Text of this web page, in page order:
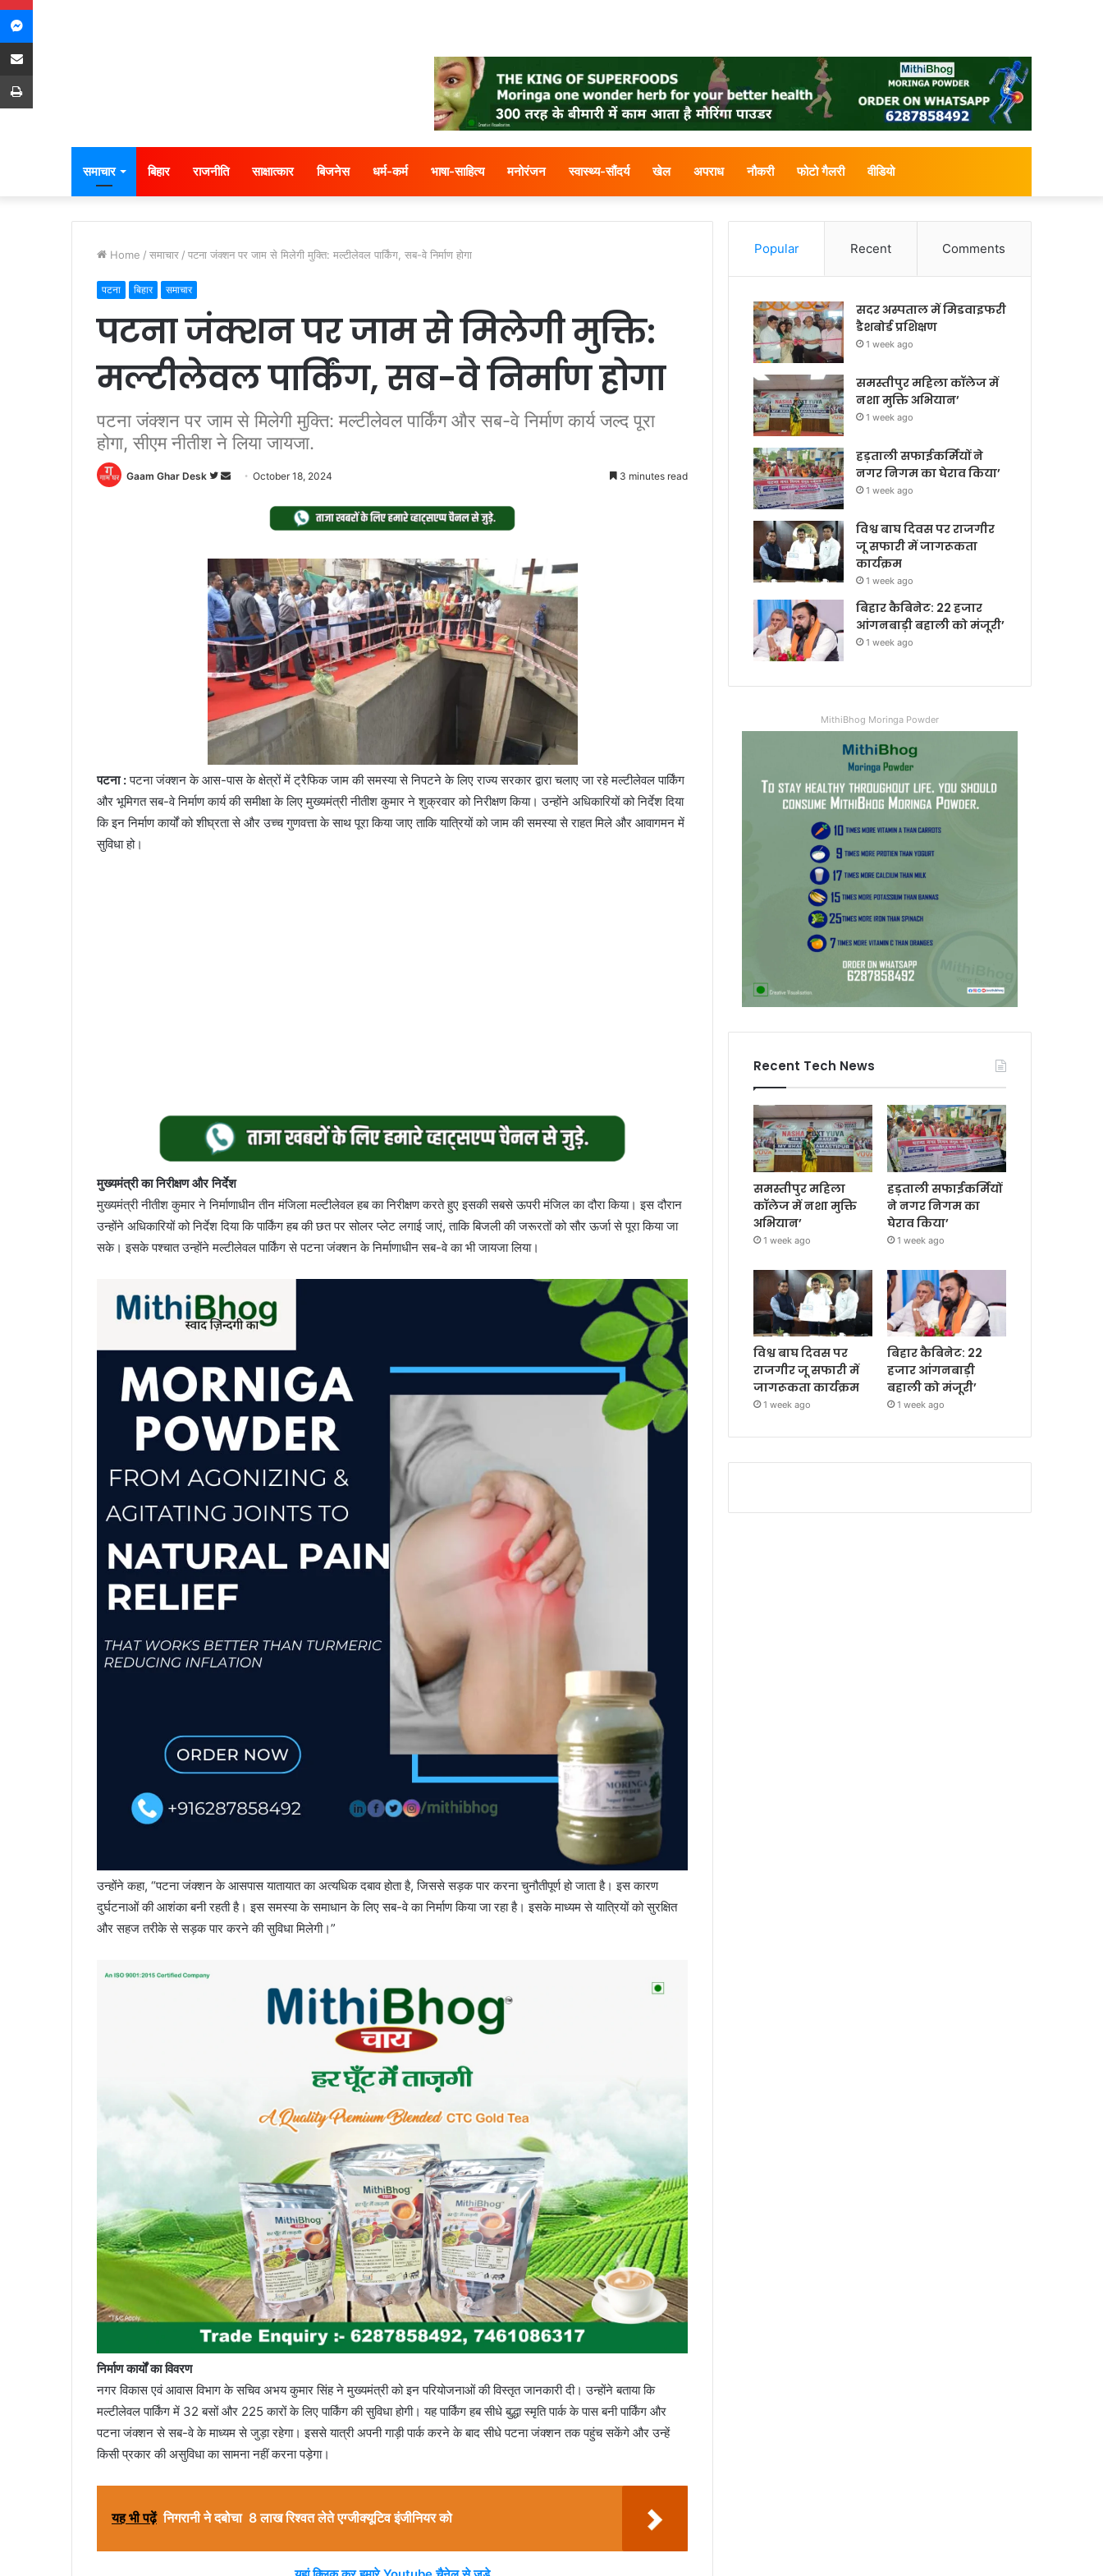
समाचार बिहार राजनीति साक्षात्कार बिजनेस धर्म-कर्म भाषा-साहित्य मनोरंजन स्वास्थ्य-सौंदर्य खेल अपराध नौकरी फोटो गैलरी वीडियो
Home / समाचार / पटना जंक्शन पर जाम से मिलेगी मुक्ति: मल्टीलेवल पार्किंग, सब-वे निर्माण होगा
पटना बिहार समाचार
पटना जंक्शन पर जाम से मिलेगी मुक्ति:
मल्टीलेवल पार्किंग, सब-वे निर्माण होगा
पटना जंक्शन पर जाम से मिलेगी मुक्ति: मल्टीलेवल पार्किंग और सब-वे निर्माण कार्य जल्द पूरा
होगा, सीएम नीतीश ने लिया जायजा.
Gaam Ghar Desk
Follow
SendOctober 18, 2024 3 minutes read
पटना :पटना जंक्शन के आस-पास के क्षेत्रों में ट्रैफिक जाम की समस्या से निपटने के लिए राज्य सरकार द्वारा चलाए जा रहे मल्टीलेवल पार्किंग
और भूमिगत सब-वे निर्माण कार्य की समीक्षा के लिए मुख्यमंत्री नीतीश कुमार ने शुक्रवार को निरीक्षण किया। उन्होंने अधिकारियों को निर्देश दिया
कि इन निर्माण कार्यों को शीघ्रता से और उच्च गुणवत्ता के साथ पूरा किया जाए ताकि यात्रियों को जाम की समस्या से राहत मिले और आवागमन में
सुविधा हो।
मुख्यमंत्री का निरीक्षण और निर्देश
मुख्यमंत्री नीतीश कुमार ने निर्माणाधीन तीन मंजिला मल्टीलेवल हब का निरीक्षण करते हुए इसकी सबसे ऊपरी मंजिल का दौरा किया। इस दौरान
उन्होंने अधिकारियों को निर्देश दिया कि पार्किंग हब की छत पर सोलर प्लेट लगाई जाएं, ताकि बिजली की जरूरतों को सौर ऊर्जा से पूरा किया जा
सके। इसके पश्चात उन्होंने मल्टीलेवल पार्किंग से पटना जंक्शन के निर्माणाधीन सब-वे का भी जायजा लिया।
उन्होंने कहा, “पटना जंक्शन के आसपास यातायात का अत्यधिक दबाव होता है, जिससे सड़क पार करना चुनौतीपूर्ण हो जाता है। इस कारण
दुर्घटनाओं की आशंका बनी रहती है। इस समस्या के समाधान के लिए सब-वे का निर्माण किया जा रहा है। इसके माध्यम से यात्रियों को सुरक्षित
और सहज तरीके से सड़क पार करने की सुविधा मिलेगी।”
निर्माण कार्यों का विवरण
नगर विकास एवं आवास विभाग के सचिव अभय कुमार सिंह ने मुख्यमंत्री को इन परियोजनाओं की विस्तृत जानकारी दी। उन्होंने बताया कि
मल्टीलेवल पार्किंग में 32 बसों और 225 कारों के लिए पार्किंग की सुविधा होगी। यह पार्किंग हब सीधे बुद्धा स्मृति पार्क के पास बनी पार्किंग और
पटना जंक्शन से सब-वे के माध्यम से जुड़ा रहेगा। इससे यात्री अपनी गाड़ी पार्क करने के बाद सीधे पटना जंक्शन तक पहुंच सकेंगे और उन्हें
किसी प्रकार की असुविधा का सामना नहीं करना पड़ेगा।
यह भी पढ़ें निगरानी ने दबोचा 8 लाख रिश्वत लेते एग्जीक्यूटिव इंजीनियर को
Popular Recent Comments
सदर अस्पताल में मिडवाइफरी
डैशबोर्ड प्रशिक्षण
1 week ago
समस्तीपुर महिला कॉलेज में
नशा मुक्ति अभियान’
1 week ago
हड़ताली सफाईकर्मियों ने
नगर निगम का घेराव किया’
1 week ago
विश्व बाघ दिवस पर राजगीर
जू सफारी में जागरूकता
कार्यक्रम
1 week ago
बिहार कैबिनेट: 22 हजार
आंगनबाड़ी बहाली को मंजूरी’
1 week ago
MithiBhog Moringa Powder
Recent Tech News
समस्तीपुर महिला
कॉलेज में नशा मुक्ति
अभियान’
1 week ago
हड़ताली सफाईकर्मियों
ने नगर निगम का
घेराव किया’
1 week ago
विश्व बाघ दिवस पर
राजगीर जू सफारी में
जागरूकता कार्यक्रम
1 week ago
बिहार कैबिनेट: 22
हजार आंगनबाड़ी
बहाली को मंजूरी’
1 week ago
Messenger
Share via Email